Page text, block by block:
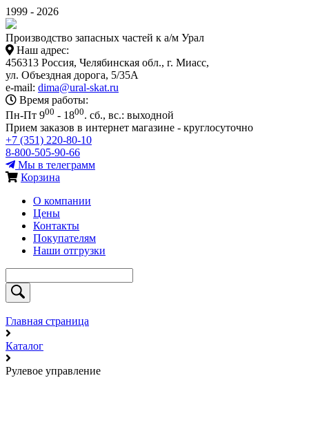
1999 - 2026
Производство запасных частей к а/м Урал
Наш адрес:
456313 Россия, Челябинская обл., г. Миасс,
ул. Объездная дорога, 5/35А
e-mail: dima@ural-skat.ru
Время работы:
Пн-Пт 900 - 1800. сб., вс.: выходной
Прием заказов в интернет магазине - круглосуточно
+7 (351) 220-80-10
8-800-505-90-66
Мы в телеграмм
Корзина
О компании
Цены
Контакты
Покупателям
Наши отгрузки
Главная страница
Каталог
Рулевое управление